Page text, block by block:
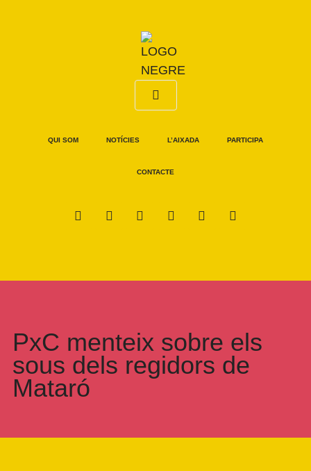
QUI SOM NOTÍCIES L’AIXADA PARTICIPA
CONTACTE
PxC menteix sobre els
sous dels regidors de
Mataró